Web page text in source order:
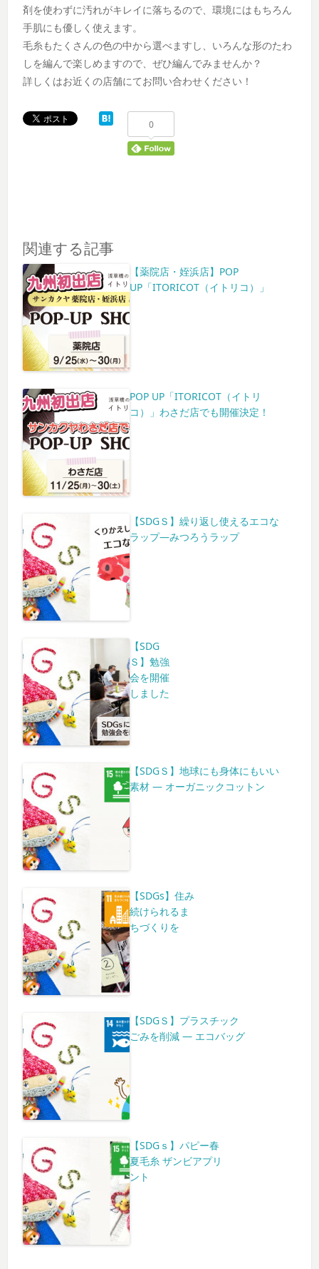
剤を使わずに汚れがキレイに落ちるので、環境にはもちろん
手肌にも優しく使えます。
毛糸もたくさんの色の中から選べますし、いろんな形のたわ
しを編んで楽しめますので、ぜひ編んでみませんか？
詳しくはお近くの店舗にてお問い合わせください！
0
関連する記事
【薬院店・姪浜店】POP
UP「ITORICOT（イトリコ）」
POP UP「ITORICOT（イトリ
コ）」わさだ店でも開催決定！
【SDGＳ】繰り返し使えるエコな
ラップ―みつろうラップ
【SDG
Ｓ】勉強
会を開催
しました
【SDGＳ】地球にも身体にもいい
素材 ― オーガニックコットン
【SDGs】住み
続けられるま
ちづくりを
【SDGＳ】プラスチック
ごみを削減 ― エコバッグ
【SDGｓ】パピー春
夏毛糸 ザンビアプリ
ント